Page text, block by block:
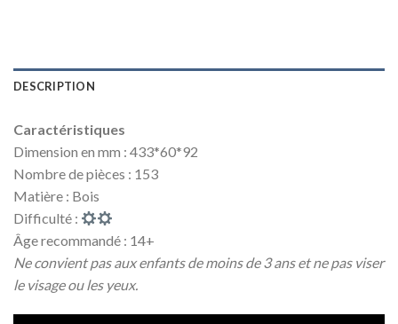
DESCRIPTION
Caractéristiques
Dimension en mm : 433*60*92
Nombre de pièces : 153
Matière : Bois
Difficulté :
Âge recommandé : 14+
Ne convient pas aux enfants de moins de 3 ans et ne pas viser
le visage ou les yeux.